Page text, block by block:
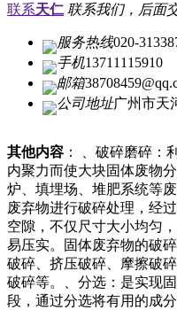
联系天仁 联系我们，后面
服务热线020-
手机13711115910
邮箱
公司地址广州市天
其他内容 ： 、破碎磨碎：
内聚力而使大块固体废物
炉、填埋场、堆肥系统等
废弃物进行破碎处理，经
空隙，不仅尺寸大小均匀
易压实。固体废弃物的破
破碎、挤压破碎、摩擦破
破碎等。、分选：是实现
段，通过分选将有用的成